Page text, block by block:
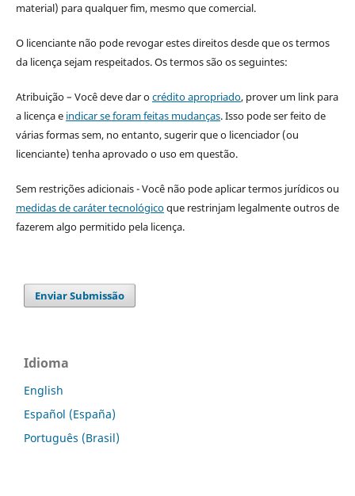
material) para qualquer fim, mesmo que comercial.
O licenciante não pode revogar estes direitos desde que os termos
da licença sejam respeitados. Os termos são os seguintes:
Atribuição – Você deve dar ocrédito apropriado, prover um link para
a licença e indicar se foram feitas mudanças. Isso pode ser feito de
várias formas sem, no entanto, sugerir que o licenciador (ou
licenciante) tenha aprovado o uso em questão.
Sem restrições adicionais - Você não pode aplicar termos jurídicos ou
medidas de caráter tecnológicoque restrinjam legalmente outros de
fazerem algo permitido pela licença.
Enviar Submissão
Idioma
English
Español (España)
Português (Brasil)